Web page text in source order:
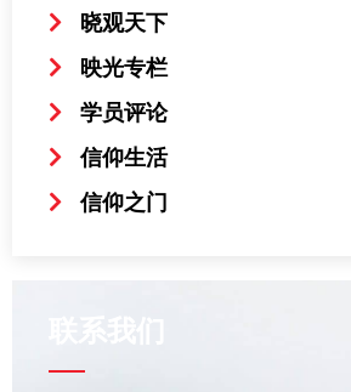
晓观天下
映光专栏
学员评论
信仰生活
信仰之门